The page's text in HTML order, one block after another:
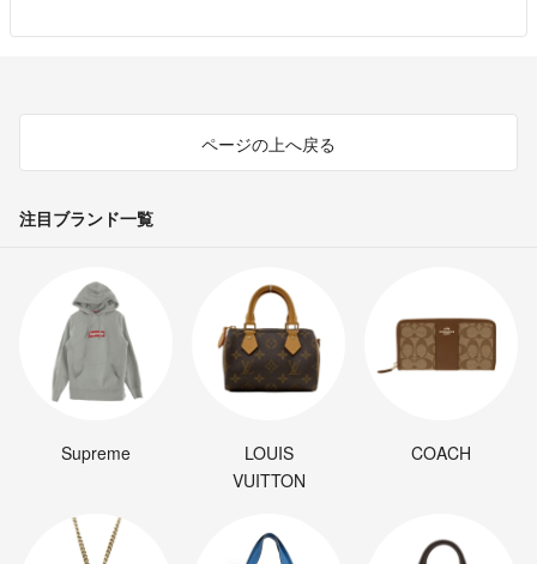
ページの上へ戻る
注目ブランド一覧
Supreme
LOUIS
VUITTON
COACH